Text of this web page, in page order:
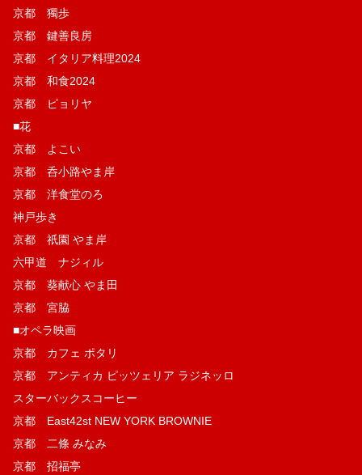
京都 獨歩
京都 鍵善良房
京都 イタリア料理2024
京都 和食2024
京都 ピョリヤ
■花
京都 よこい
京都 呑小路やま岸
京都 洋食堂のろ
神戸歩き
京都 祇園 やま岸
六甲道 ナジィル
京都 葵献心 やま田
京都 宮脇
■オペラ映画
京都 カフェ ポタリ
京都 アンティカ ピッツェリア ラジネッロ
スターバックスコーヒー
京都 East42st NEW YORK BROWNIE
京都 二條 みなみ
京都 招福亭